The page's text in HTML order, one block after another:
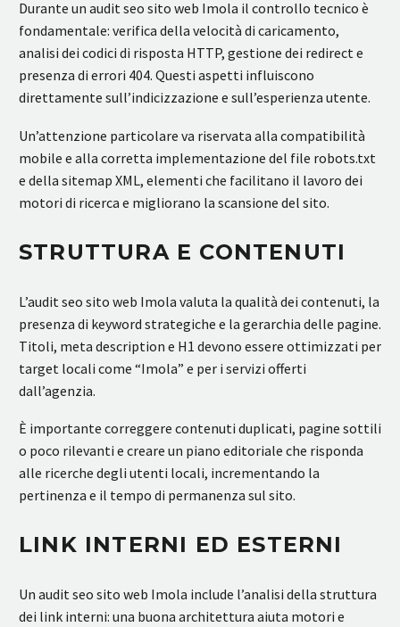
Durante un audit seo sito web Imola il controllo tecnico è
fondamentale: verifica della velocità di caricamento,
analisi dei codici di risposta HTTP, gestione dei redirect e
presenza di errori 404. Questi aspetti influiscono
direttamente sull’indicizzazione e sull’esperienza utente.
Un’attenzione particolare va riservata alla compatibilità
mobile e alla corretta implementazione del file robots.txt
e della sitemap XML, elementi che facilitano il lavoro dei
motori di ricerca e migliorano la scansione del sito.
STRUTTURA E CONTENUTI
L’audit seo sito web Imola valuta la qualità dei contenuti, la
presenza di keyword strategiche e la gerarchia delle pagine.
Titoli, meta description e H1 devono essere ottimizzati per
target locali come “Imola” e per i servizi offerti
dall’agenzia.
È importante correggere contenuti duplicati, pagine sottili
o poco rilevanti e creare un piano editoriale che risponda
alle ricerche degli utenti locali, incrementando la
pertinenza e il tempo di permanenza sul sito.
LINK INTERNI ED ESTERNI
Un audit seo sito web Imola include l’analisi della struttura
dei link interni: una buona architettura aiuta motori e